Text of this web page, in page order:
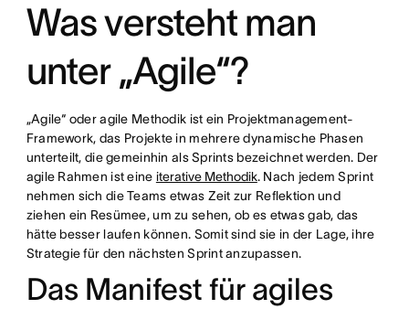
Was versteht man
unter „Agile“?
„Agile“ oder agile Methodik ist ein Projektmanagement-
Framework, das Projekte in mehrere dynamische Phasen
unterteilt, die gemeinhin als Sprints bezeichnet werden. Der
agile Rahmen ist eine iterative Methodik. Nach jedem Sprint
nehmen sich die Teams etwas Zeit zur Reflektion und
ziehen ein Resümee, um zu sehen, ob es etwas gab, das
hätte besser laufen können. Somit sind sie in der Lage, ihre
Strategie für den nächsten Sprint anzupassen.
Das Manifest für agiles